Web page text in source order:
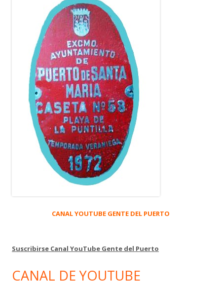
CANAL YOUTUBE GENTE DEL PUERTO
Suscribirse Canal YouTube Gente del Puerto
CANAL DE YOUTUBE